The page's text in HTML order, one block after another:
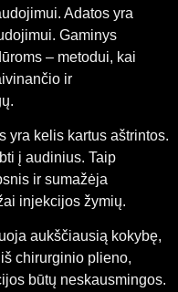
Adatos yra
Gaminys
– metodui, kai
ir
yra kelis kartus aštrintos.
į audinius. Taip
ir sumažėja
injekcijos žymių.
aukščiausią kokybę,
chirurginio plieno,
būtų neskausmingos.